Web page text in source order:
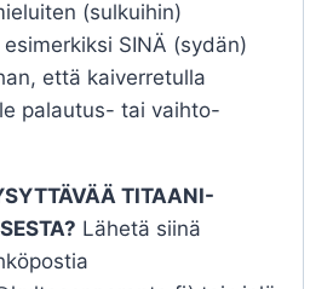
(sulkuihin)
SINÄ (sydän)
että kaiverretulla
palautus- tai vaihto-
TITAANI-
Lähetä siinä